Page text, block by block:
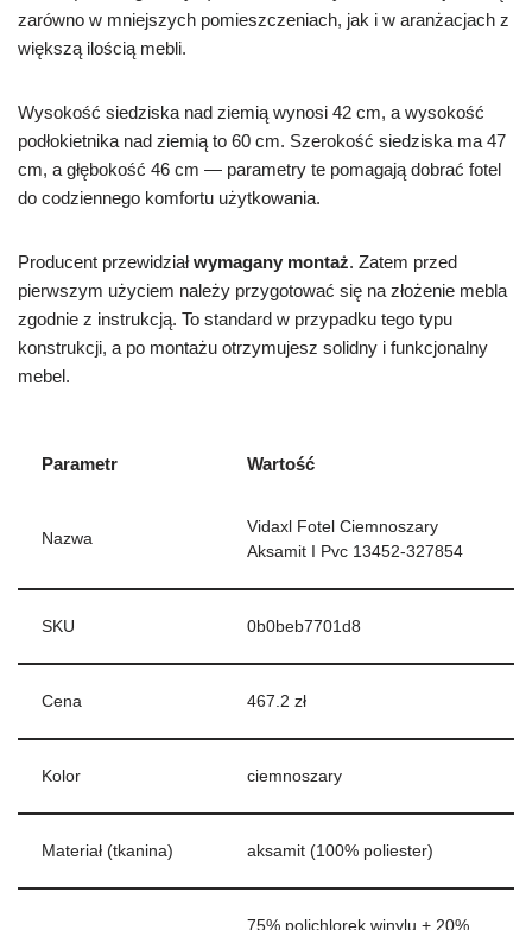
zarówno w mniejszych pomieszczeniach, jak i w aranżacjach z
większą ilością mebli.
Wysokość siedziska nad ziemią wynosi 42 cm, a wysokość
podłokietnika nad ziemią to 60 cm. Szerokość siedziska ma 47
cm, a głębokość 46 cm — parametry te pomagają dobrać fotel
do codziennego komfortu użytkowania.
Producent przewidziałwymagany montaż. Zatem przed
pierwszym użyciem należy przygotować się na złożenie mebla
zgodnie z instrukcją. To standard w przypadku tego typu
konstrukcji, a po montażu otrzymujesz solidny i funkcjonalny
mebel.
Parametr Wartość
Nazwa
Vidaxl Fotel Ciemnoszary
Aksamit I Pvc 13452-327854
SKU 0b0beb7701d8
Cena 467.2 zł
Kolor ciemnoszary
Materiał (tkanina) aksamit (100% poliester)
75% polichlorek winylu + 20%